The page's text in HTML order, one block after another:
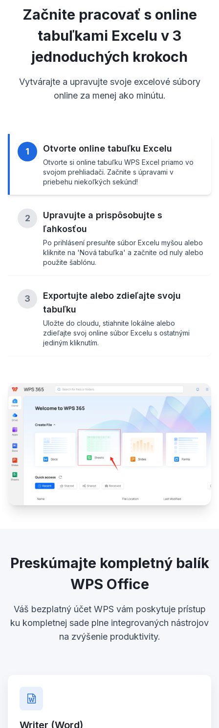
Začnite pracovať s online
tabuľkami Excelu v 3
jednoduchých krokoch
Vytvárajte a upravujte svoje excelové súbory
online za menej ako minútu.
1 Otvorte online tabuľku Excelu
Otvorte si online tabuľku WPS Excel priamo vo
svojom prehliadači. Začnite s úpravami v
priebehu niekoľkých sekúnd!
2
Upravujte a prispôsobujte s
ľahkosťou
Po prihlásení presuňte súbor Excelu myšou alebo
kliknite na 'Nová tabuľka' a začnite od nuly alebo
použite šablónu.
3
Exportujte alebo zdieľajte svoju
tabuľku
Uložte do cloudu, stiahnite lokálne alebo
zdieľajte svoj online súbor Excelu s ostatnými
jediným kliknutím.
Preskúmajte kompletný balík
WPS Office
Váš bezplatný účet WPS vám poskytuje prístup
ku kompletnej sade plne integrovaných nástrojov
na zvýšenie produktivity.
Writer (Word)